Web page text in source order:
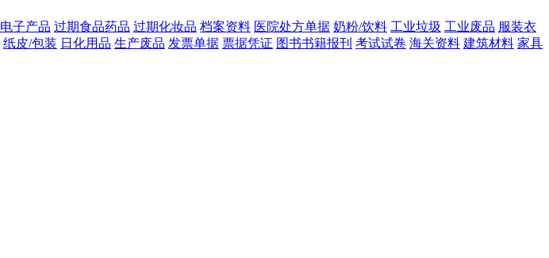
电子产品 过期食品药品 过期化妆品 档案资料 医院处方单据 奶粉/饮料 工业垃圾 工业废品 服装衣
纸皮/包装 日化用品 生产废品 发票单据 票据凭证 图书书籍报刊 考试试卷 海关资料 建筑材料 家具